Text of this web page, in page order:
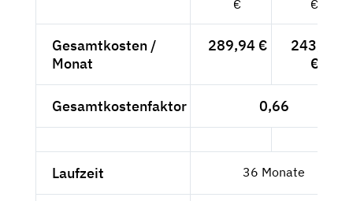
€ €
Gesamtkosten /
Monat
289,94 €
243,65
€
Gesamtkostenfaktor 0,66
Laufzeit 36 Monate